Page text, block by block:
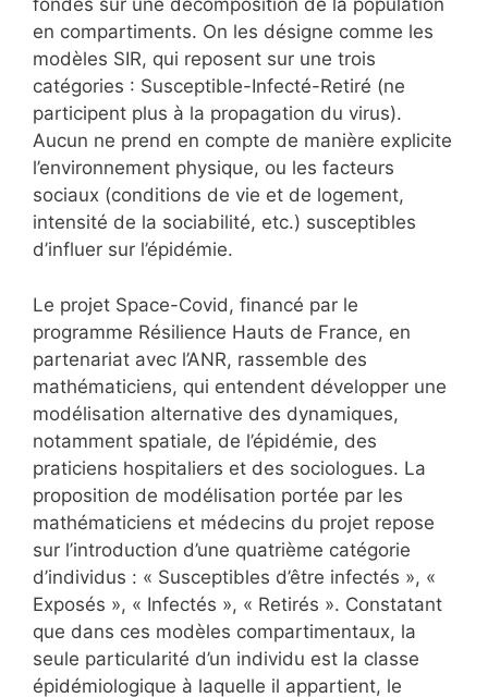
fondés sur une décomposition de la population
en compartiments. On les désigne comme les
modèles SIR, qui reposent sur une trois
catégories : Susceptible-Infecté-Retiré (ne
participent plus à la propagation du virus).
Aucun ne prend en compte de manière explicite
l’environnement physique, ou les facteurs
sociaux (conditions de vie et de logement,
intensité de la sociabilité, etc.) susceptibles
d’influer sur l’épidémie.
Le projet Space-Covid, financé par le
programme Résilience Hauts de France, en
partenariat avec l’ANR, rassemble des
mathématiciens, qui entendent développer une
modélisation alternative des dynamiques,
notamment spatiale, de l’épidémie, des
praticiens hospitaliers et des sociologues. La
proposition de modélisation portée par les
mathématiciens et médecins du projet repose
sur l’introduction d’une quatrième catégorie
d’individus : « Susceptibles d’être infectés », «
Exposés », « Infectés », « Retirés ». Constatant
que dans ces modèles compartimentaux, la
seule particularité d’un individu est la classe
épidémiologique à laquelle il appartient, le